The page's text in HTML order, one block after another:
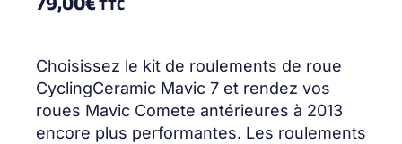
Choisissez le kit de roulements de roue
CyclingCeramic Mavic 7 et rendez vos
roues Mavic Comete antérieures à 2013
encore plus performantes. Les roulements